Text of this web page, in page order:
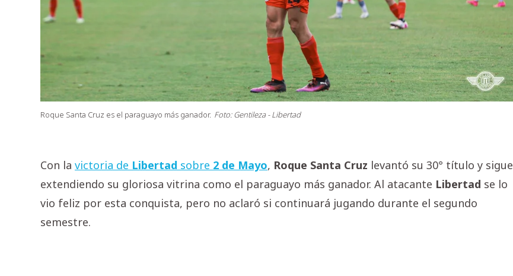
Roque Santa Cruz es el paraguayo más ganador. Foto: Gentileza - Libertad
Con la victoria de Libertad sobre 2 de Mayo, Roque Santa Cruz levantó su 30° título y sigue
extendiendo su gloriosa vitrina como el paraguayo más ganador. Al atacante Libertad se lo
vio feliz por esta conquista, pero no aclaró si continuará jugando durante el segundo
semestre.